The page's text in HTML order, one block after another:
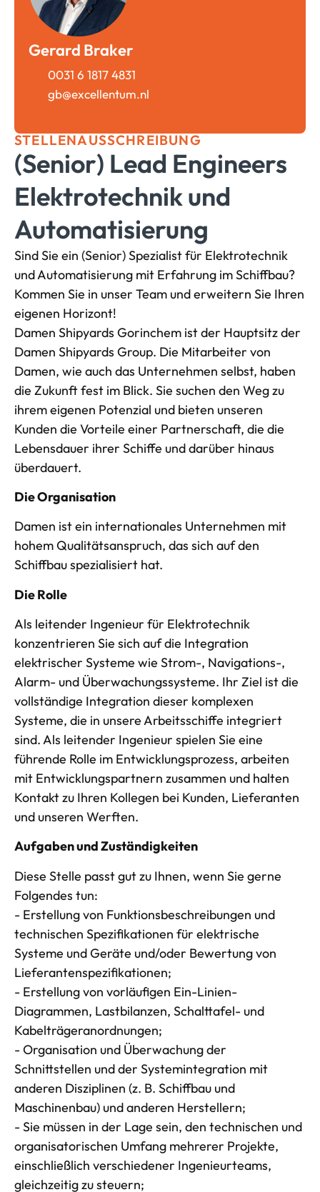
Gerard Braker
0031 6 1817 4831
gb@excellentum.nl
STELLENAUSSCHREIBUNG
(Senior) Lead Engineers
Elektrotechnik und
Automatisierung
Sind Sie ein (Senior) Spezialist für Elektrotechnik
und Automatisierung mit Erfahrung im Schiffbau?
Kommen Sie in unser Team und erweitern Sie Ihren
eigenen Horizont!
Damen Shipyards Gorinchem ist der Hauptsitz der
Damen Shipyards Group. Die Mitarbeiter von
Damen, wie auch das Unternehmen selbst, haben
die Zukunft fest im Blick. Sie suchen den Weg zu
ihrem eigenen Potenzial und bieten unseren
Kunden die Vorteile einer Partnerschaft, die die
Lebensdauer ihrer Schiffe und darüber hinaus
überdauert.
Die Organisation
Damen ist ein internationales Unternehmen mit
hohem Qualitätsanspruch, das sich auf den
Schiffbau spezialisiert hat.
Die Rolle
Als leitender Ingenieur für Elektrotechnik
konzentrieren Sie sich auf die Integration
elektrischer Systeme wie Strom-, Navigations-,
Alarm- und Überwachungssysteme. Ihr Ziel ist die
vollständige Integration dieser komplexen
Systeme, die in unsere Arbeitsschiffe integriert
sind. Als leitender Ingenieur spielen Sie eine
führende Rolle im Entwicklungsprozess, arbeiten
mit Entwicklungspartnern zusammen und halten
Kontakt zu Ihren Kollegen bei Kunden, Lieferanten
und unseren Werften.
Aufgaben und Zuständigkeiten
Diese Stelle passt gut zu Ihnen, wenn Sie gerne
Folgendes tun:
- Erstellung von Funktionsbeschreibungen und
technischen Spezifikationen für elektrische
Systeme und Geräte und/oder Bewertung von
Lieferantenspezifikationen;
- Erstellung von vorläufigen Ein-Linien-
Diagrammen, Lastbilanzen, Schalttafel- und
Kabelträgeranordnungen;
- Organisation und Überwachung der
Schnittstellen und der Systemintegration mit
anderen Disziplinen (z. B. Schiffbau und
Maschinenbau) und anderen Herstellern;
- Sie müssen in der Lage sein, den technischen und
organisatorischen Umfang mehrerer Projekte,
einschließlich verschiedener Ingenieurteams,
gleichzeitig zu steuern;